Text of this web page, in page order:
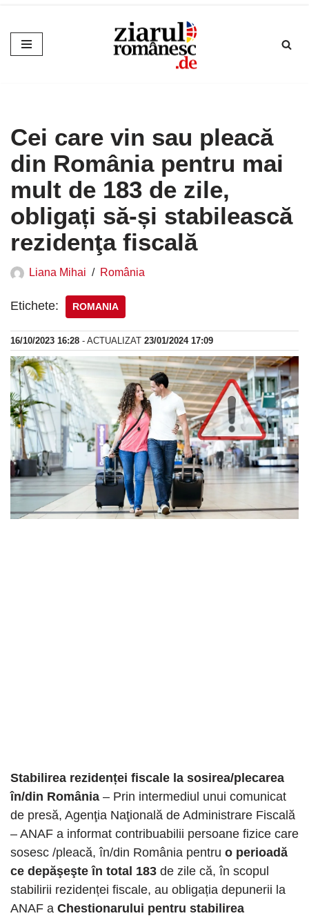
Sari
la
Cei care vin sau pleacă
din România pentru mai
mult de 183 de zile,
obligați să-și stabilească
rezidenţa fiscală
Liana Mihai România
Etichete: ROMANIA
16/10/2023 16:28 - ACTUALIZAT 23/01/2024 17:09
Stabilirea rezidenței fiscale la sosirea/plecarea
în/din România – Prin intermediul unui comunicat
de presă, Agenţia Naţională de Administrare Fiscală
– ANAF a informat contribuabilii persoane fizice care
sosesc /pleacă, în/din România pentru o perioadă
ce depăşeşte în total 183 de zile că, în scopul
stabilirii rezidenței fiscale, au obligația depunerii la
ANAF a Chestionarului pentru stabilirea